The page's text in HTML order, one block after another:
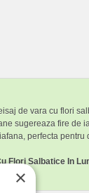
de vara cu flori
sugereaza fire de
perfecta
Flori Salbatice In
×